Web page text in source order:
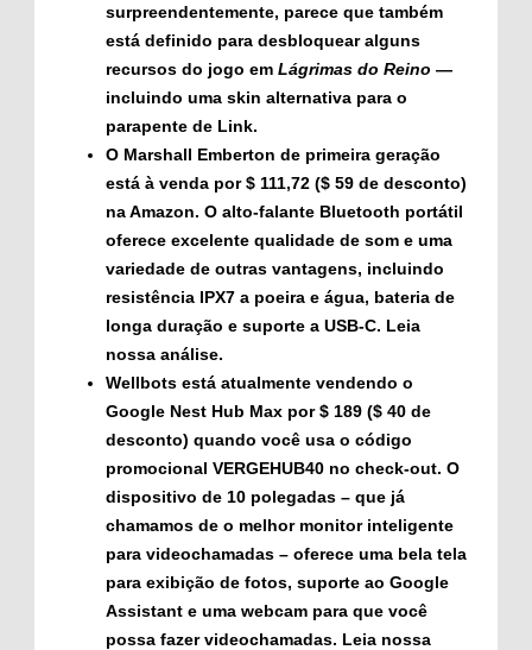
surpreendentemente, parece que também
está definido para desbloquear alguns
recursos do jogo em Lágrimas do Reino —
incluindo uma skin alternativa para o
parapente de Link.
O Marshall Emberton de primeira geração
está à venda por $ 111,72 ($ 59 de desconto)
na Amazon. O alto-falante Bluetooth portátil
oferece excelente qualidade de som e uma
variedade de outras vantagens, incluindo
resistência IPX7 a poeira e água, bateria de
longa duração e suporte a USB-C. Leia
nossa análise.
Wellbots está atualmente vendendo o
Google Nest Hub Max por $ 189 ($ 40 de
desconto) quando você usa o código
promocional VERGEHUB40 no check-out. O
dispositivo de 10 polegadas – que já
chamamos de o melhor monitor inteligente
para videochamadas – oferece uma bela tela
para exibição de fotos, suporte ao Google
Assistant e uma webcam para que você
possa fazer videochamadas. Leia nossa